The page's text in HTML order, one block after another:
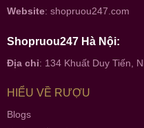
Website: shopruou247.com
Shopruou247 Hà Nội:
Địa chỉ: 134 Khuất Duy Tiến,
HIỂU VỀ RƯỢU
Blogs